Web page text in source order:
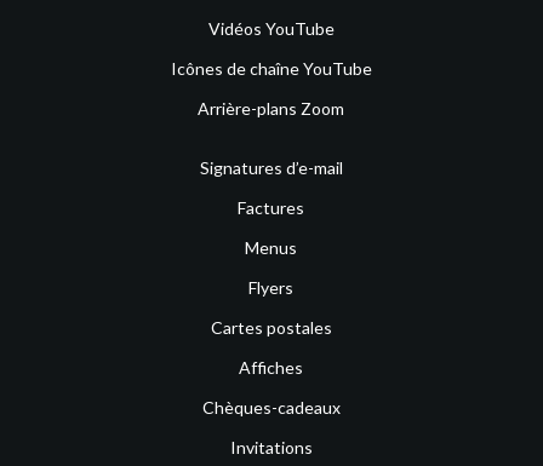
Vidéos YouTube
Icônes de chaîne YouTube
Arrière-plans Zoom
Signatures d’e-mail
Factures
Menus
Flyers
Cartes postales
Affiches
Chèques-cadeaux
Invitations